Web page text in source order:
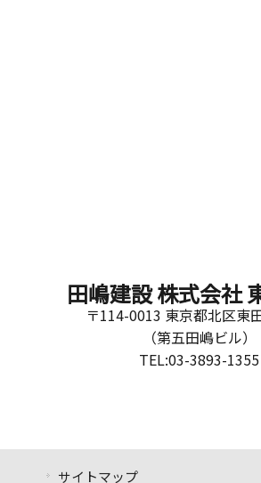
田嶋建設 株式会社
〒114-0013 東京都北区東
（第五田嶋ビル）
TEL:03-3893-1355
サイトマップ